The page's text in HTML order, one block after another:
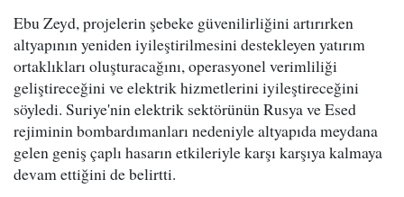
Ebu Zeyd, projelerin şebeke güvenilirliğini artırırken
altyapının yeniden iyileştirilmesini destekleyen yatırım
ortaklıkları oluşturacağını, operasyonel verimliliği
geliştireceğini ve elektrik hizmetlerini iyileştireceğini
söyledi. Suriye'nin elektrik sektörünün Rusya ve Esed
rejiminin bombardımanları nedeniyle altyapıda meydana
gelen geniş çaplı hasarın etkileriyle karşı karşıya kalmaya
devam ettiğini de belirtti.